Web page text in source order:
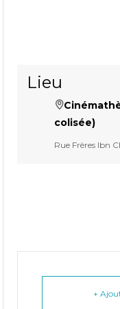
Lieu
colisée)
Rue Frères Ibn
+